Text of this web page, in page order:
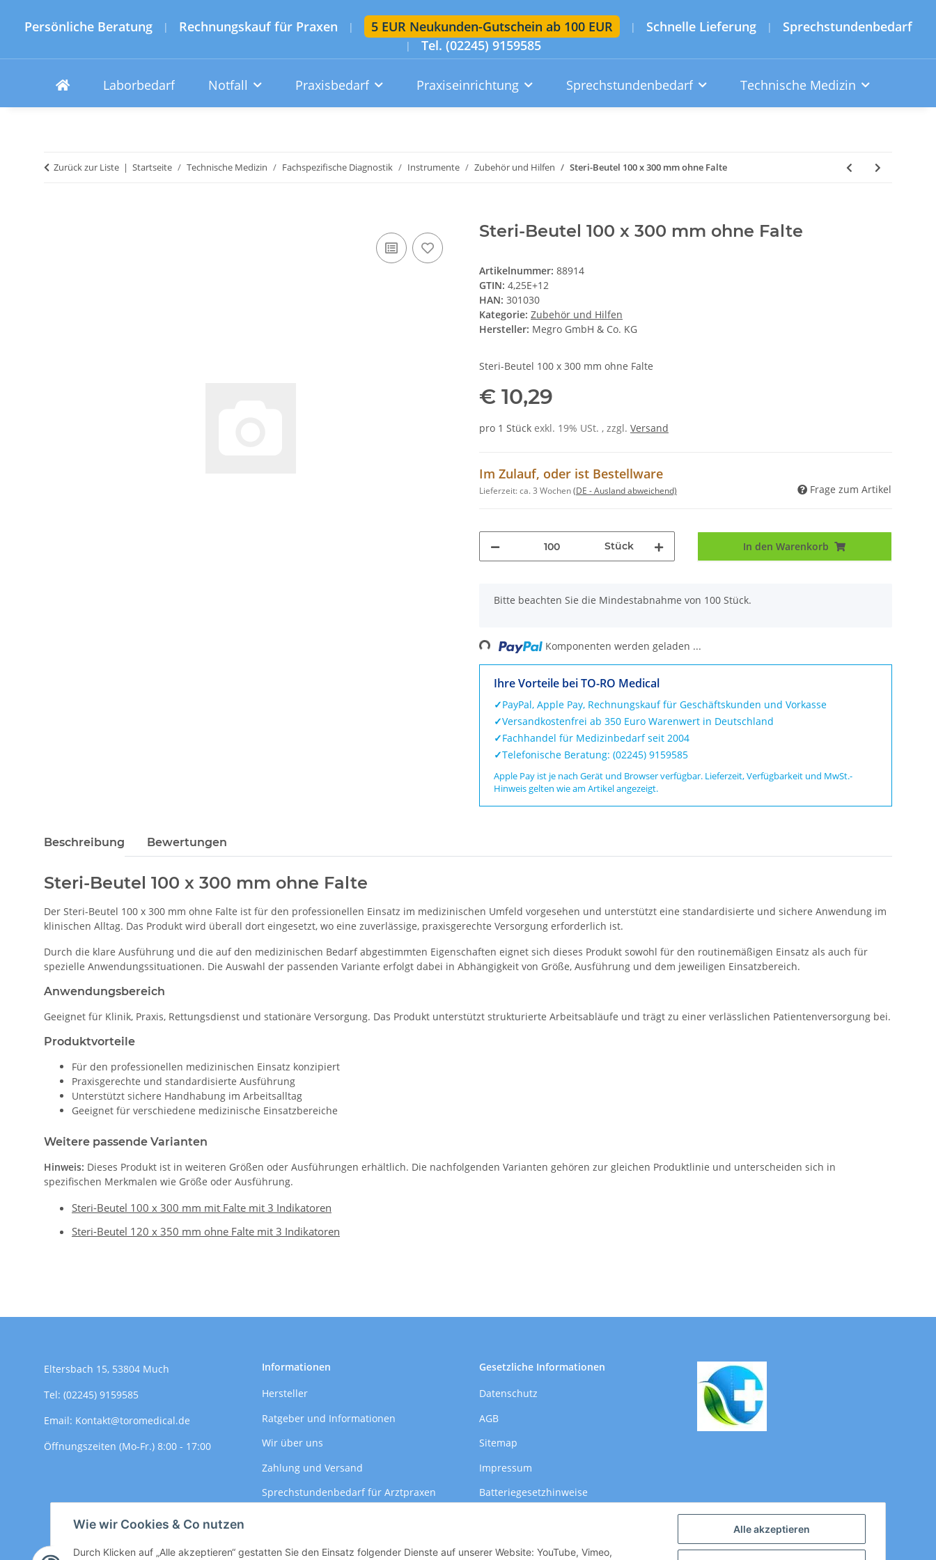
Persönliche Beratung | Rechnungskauf für Praxen | 5 EUR Neukunden-Gutschein ab 100 EUR | Schnelle Lieferung | Sprechstundenbedarf
| Tel. (02245) 9159585
Alle akzeptieren
Wie wir Cookies & Co nutzen
Durch Klicken auf „Alle akzeptieren“ gestatten Sie den Einsatz folgender Dienste auf unserer Website: YouTube, Vimeo,
Laborbedarf Notfall Praxisbedarf Praxiseinrichtung Sprechstundenbedarf Technische Medizin
Konto
Wunschzettel Warenkorb
Zurück zur Liste Startseite Technische Medizin Fachspezifische Diagnostik Instrumente Zubehör und Hilfen Steri-Beutel 100 x 300 mm ohne Falte
Steri-Beutel 100 x 300 mm ohne Falte
Artikelnummer: 88914
GTIN: 4,25E+12
HAN: 301030
Kategorie: Zubehör und Hilfen
Hersteller: Megro GmbH & Co. KG
Steri-Beutel 100 x 300 mm ohne Falte
€ 10,29
pro 1 Stück exkl. 19% USt. , zzgl. Versand
Im Zulauf, oder ist Bestellware
Lieferzeit:ca. 3 Wochen(DE - Ausland abweichend) Frage zum Artikel
Stück In den Warenkorb
x
Bitte beachten Sie die Mindestabnahme von 100 Stück.
Loading... Komponenten werden geladen ...
Ihre Vorteile bei TO-RO Medical
✓PayPal, Apple Pay, Rechnungskauf für Geschäftskunden und Vorkasse
✓Versandkostenfrei ab 350 Euro Warenwert in Deutschland
✓Fachhandel für Medizinbedarf seit 2004
✓Telefonische Beratung: (02245) 9159585
Apple Pay ist je nach Gerät und Browser verfügbar. Lieferzeit, Verfügbarkeit und MwSt.-
Hinweis gelten wie am Artikel angezeigt.
Beschreibung Bewertungen
Steri-Beutel 100 x 300 mm ohne Falte
Der Steri-Beutel 100 x 300 mm ohne Falte ist für den professionellen Einsatz im medizinischen Umfeld vorgesehen und unterstützt eine standardisierte und sichere Anwendung im
klinischen Alltag. Das Produkt wird überall dort eingesetzt, wo eine zuverlässige, praxisgerechte Versorgung erforderlich ist.
Durch die klare Ausführung und die auf den medizinischen Bedarf abgestimmten Eigenschaften eignet sich dieses Produkt sowohl für den routinemäßigen Einsatz als auch für
spezielle Anwendungssituationen. Die Auswahl der passenden Variante erfolgt dabei in Abhängigkeit von Größe, Ausführung und dem jeweiligen Einsatzbereich.
Anwendungsbereich
Geeignet für Klinik, Praxis, Rettungsdienst und stationäre Versorgung. Das Produkt unterstützt strukturierte Arbeitsabläufe und trägt zu einer verlässlichen Patientenversorgung bei.
Produktvorteile
Für den professionellen medizinischen Einsatz konzipiert
Praxisgerechte und standardisierte Ausführung
Unterstützt sichere Handhabung im Arbeitsalltag
Geeignet für verschiedene medizinische Einsatzbereiche
Weitere passende Varianten
Hinweis: Dieses Produkt ist in weiteren Größen oder Ausführungen erhältlich. Die nachfolgenden Varianten gehören zur gleichen Produktlinie und unterscheiden sich in
spezifischen Merkmalen wie Größe oder Ausführung.
Steri-Beutel 100 x 300 mm mit Falte mit 3 Indikatoren
Steri-Beutel 120 x 350 mm ohne Falte mit 3 Indikatoren
Eltersbach 15, 53804 Much
Tel: (02245) 9159585
Email: Kontakt@toromedical.de
Öffnungszeiten (Mo-Fr.) 8:00 - 17:00
Informationen
Hersteller
Ratgeber und Informationen
Wir über uns
Zahlung und Versand
Sprechstundenbedarf für Arztpraxen
Gesetzliche Informationen
Datenschutz
AGB
Sitemap
Impressum
Batteriegesetzhinweise